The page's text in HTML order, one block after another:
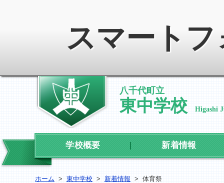
スマート
八千代町立
東中学校 Higashi
学校概要 新着情報
ホーム > 東中学校 > 新着情報 > 体育祭